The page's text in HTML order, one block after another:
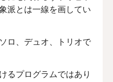
派とは一線を画してい
ロ、デュオ、トリオで
るプログラムではあり